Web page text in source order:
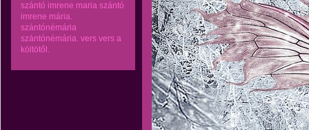
szántó imrene maria szántó
imrene mária.
szántónémária
szántónémária. vers vers a
költötől.